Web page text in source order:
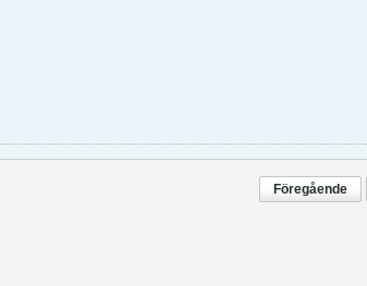
Föregående